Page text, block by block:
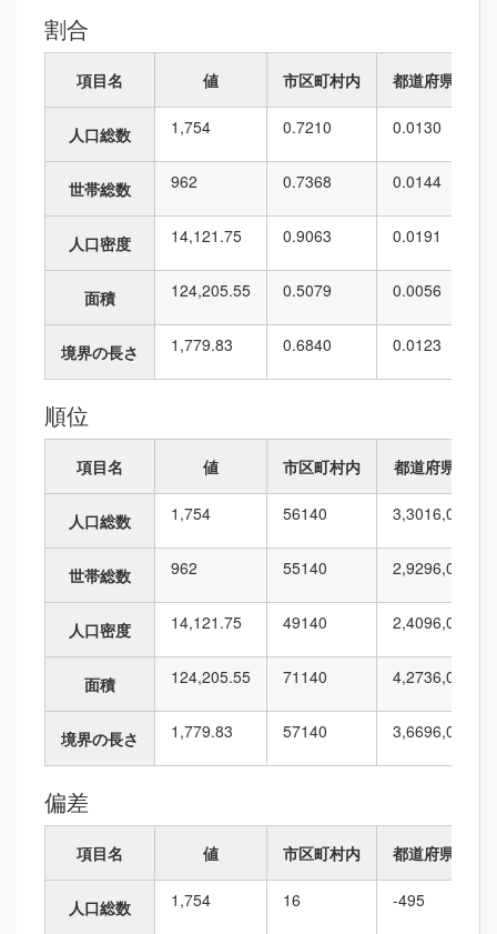
割合
項目名 値 市区町村内 都道府県内
人口総数 1,754 0.7210 0.0130
世帯総数 962 0.7368 0.0144
人口密度 14,121.75 0.9063 0.0191
面積 124,205.55 0.5079 0.0056
境界の長さ 1,779.83 0.6840 0.0123
順位
項目名 値 市区町村内 都道府県内
人口総数 1,754 56140 3,3016,010
世帯総数 962 55140 2,9296,010
人口密度 14,121.75 49140 2,4096,010
面積 124,205.55 71 140 4,2736,010
境界の長さ 1,779.83 57140 3,6696,010
偏差
項目名 値 市区町村内 都道府県内
人口総数 1,754 16 -495